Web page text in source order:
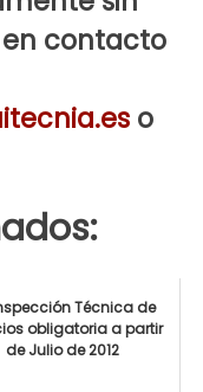
contacto
o
Técnica de
obligatoria a partir
de Julio de 2012